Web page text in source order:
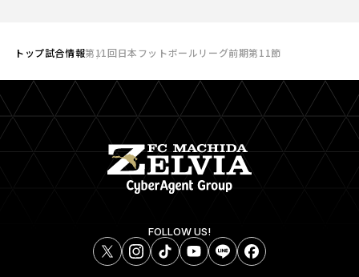
トップ試合情報第11回日本フットボールリーグ前期第11節
FOLLOW US!